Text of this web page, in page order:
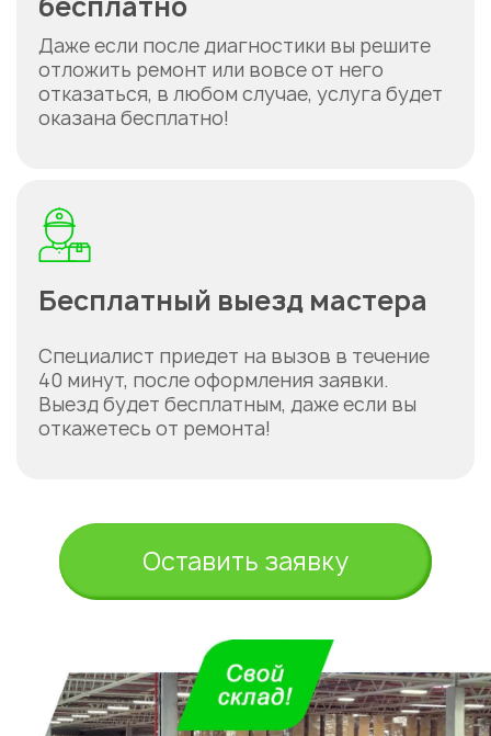
Даже если после диагностики вы решите
отложить ремонт или вовсе от него
отказаться, в любом случае, услуга будет
оказана бесплатно!
Бесплатный выезд мастера
Специалист приедет на вызов в течение
40 минут, после оформления заявки.
Выезд будет бесплатным, даже если вы
откажетесь от ремонта!
Оставить заявку